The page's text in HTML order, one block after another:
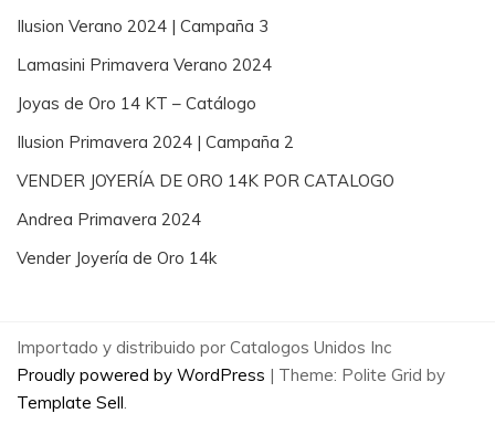
Ilusion Verano 2024 | Campaña 3
Lamasini Primavera Verano 2024
Joyas de Oro 14 KT – Catálogo
Ilusion Primavera 2024 | Campaña 2
VENDER JOYERÍA DE ORO 14K POR CATALOGO
Andrea Primavera 2024
Vender Joyería de Oro 14k
Importado y distribuido por Catalogos Unidos Inc
Proudly powered by WordPress | Theme: Polite Grid by
Template Sell.